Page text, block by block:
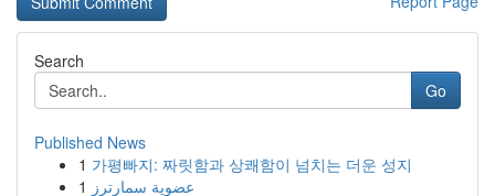
Search
Go
Published News
1 가평빠지: 짜릿함과 상쾌함이 넘치는 더운 성지
1 عضوية سمارترز